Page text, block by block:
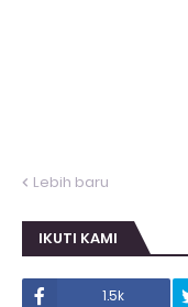
Lebih baru
IKUTI KAMI
1.5k